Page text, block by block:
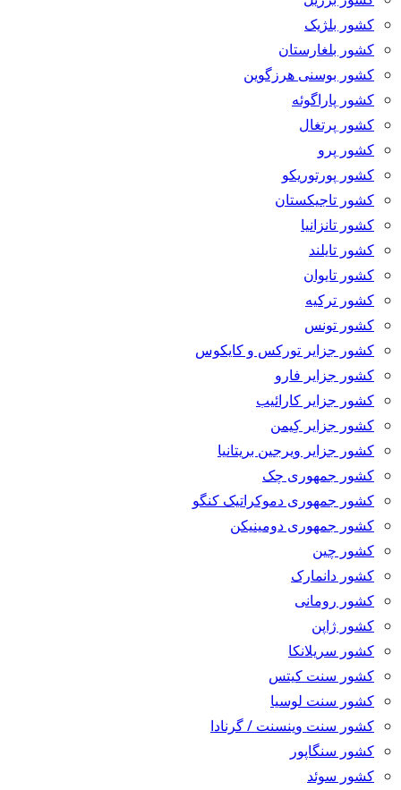
کشور بلژیک
کشور بلغارستان
کشور بوسنی هرزگوین
کشور پاراگوئه
کشور پرتغال
کشور پرو
کشور پورتوریکو
کشور تاجیکستان
کشور تانزانیا
کشور تایلند
کشور تایوان
کشور ترکیه
کشور تونس
کشور جزایر تورکس و کایکوس
کشور جزایر فارو
کشور جزایر کارائیب
کشور جزایر کِیمن
کشور جزایر ویرجین بریتانیا
کشور جمهوری چک
کشور جمهوری دموکراتیک کنگو
کشور جمهوری دومینیکن
کشور چین
کشور دانمارک
کشور رومانی
کشور ژاپن
کشور سریلانکا
کشور سنت کیتس
کشور سنت لوسیا
کشور سنت وینسنت / گرنادا
کشور سنگاپور
کشور سوئد